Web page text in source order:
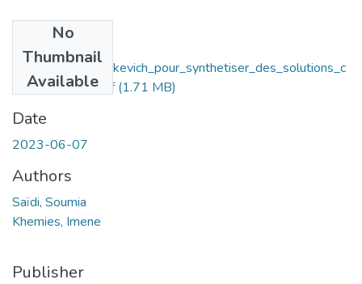
No
Thumbnail
Available
Methodes_de_turkevich_pour_synthetiser_des_solutions_c
olloîdales_d'or.pdf(1.71 MB)
Date
2023-06-07
Authors
Saïdi, Soumia
Khemies, Imene
Publisher